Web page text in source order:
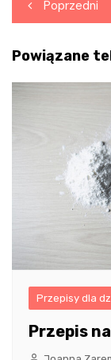
wpisu
Poprzedni
Powiązane
Przepisy dla
Przepis